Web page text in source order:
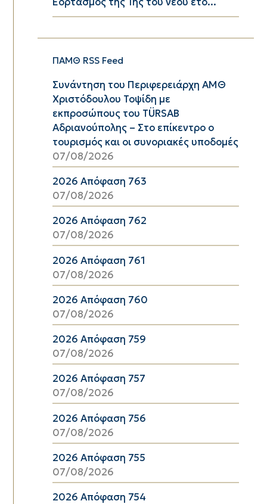
ΠΑΜΘ RSS Feed
Συνάντηση του Περιφερειάρχη ΑΜΘ
Χριστόδουλου Τοψίδη με
εκπροσώπους του TÜRSAB
Αδριανούπολης – Στο επίκεντρο ο
τουρισμός και οι συνοριακές υποδομές
07/08/2026
2026 Απόφαση 763
07/08/2026
2026 Απόφαση 762
07/08/2026
2026 Απόφαση 761
07/08/2026
2026 Απόφαση 760
07/08/2026
2026 Απόφαση 759
07/08/2026
2026 Απόφαση 757
07/08/2026
2026 Απόφαση 756
07/08/2026
2026 Απόφαση 755
07/08/2026
2026 Απόφαση 754